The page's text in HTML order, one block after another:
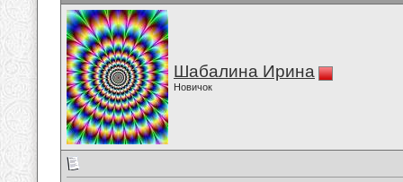
Шабалина Ирина
Новичок